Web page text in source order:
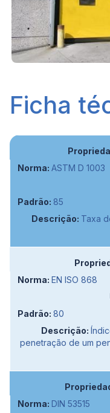
Ficha
ASTM D 1003
85
Taxa
EN ISO 868
80
penetração de um
DIN 53515